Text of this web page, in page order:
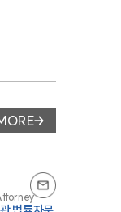
변호사 페이지 이동